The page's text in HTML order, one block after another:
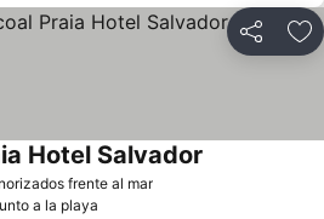
Compartir
frente al marVer precios
Hotel Salvador
a la playa